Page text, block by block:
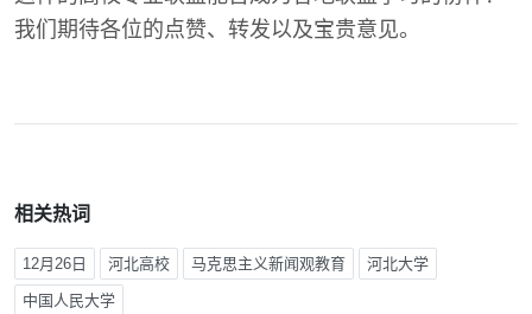
我们期待各位的点赞、转发以及宝贵意见。
相关热词
12月26日 河北高校 马克思主义新闻观教育 河北大学
中国人民大学